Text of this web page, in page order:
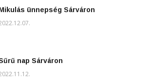
ünnepség Sárváron
nap Sárváron